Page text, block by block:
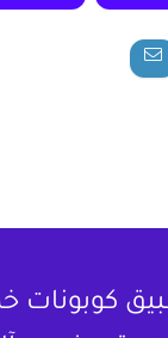
كوبونات